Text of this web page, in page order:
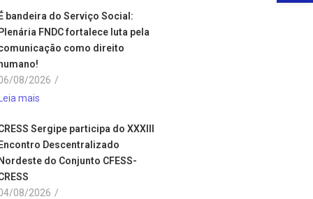
bandeira do Serviço Social:
FNDC fortalece luta pela
como direito
08/2026 /
mais
Sergipe participa do XXXIII
Descentralizado
do Conjunto CFESS-
08/2026 /